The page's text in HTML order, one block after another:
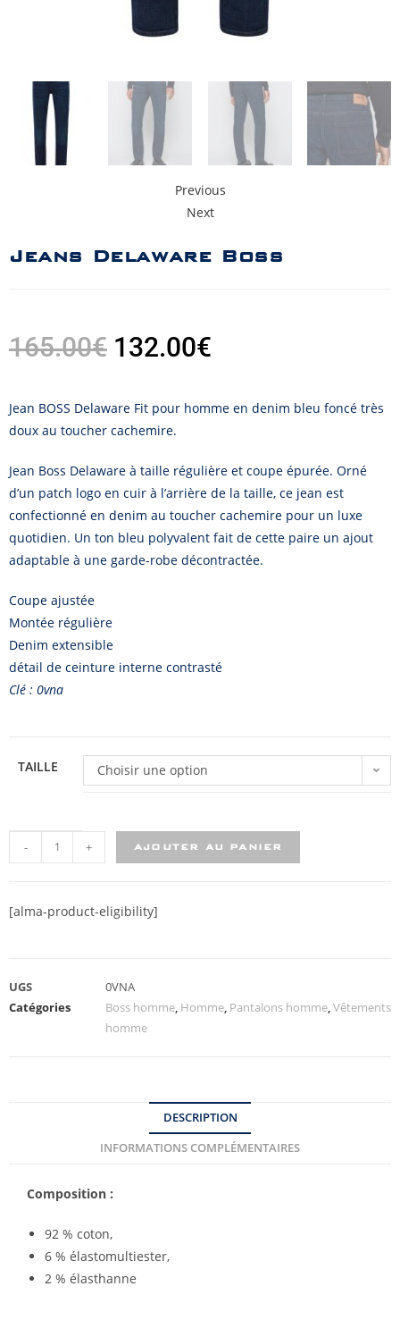
Previous
Next
Jeans Delaware Boss
165.00€ 132.00€
Jean BOSS Delaware Fit pour homme en denim bleu foncé très
doux au toucher cachemire.
Jean Boss Delaware à taille régulière et coupe épurée. Orné
d’un patch logo en cuir à l’arrière de la taille, ce jean est
confectionné en denim au toucher cachemire pour un luxe
quotidien. Un ton bleu polyvalent fait de cette paire un ajout
adaptable à une garde-robe décontractée.
Coupe ajustée
Montée régulière
Denim extensible
détail de ceinture interne contrasté
Clé : 0vna
TAILLE Choisir une option
- + AJOUTER AU PANIER
[alma-product-eligibility]
UGS
0VNA
Catégories
Boss homme, Homme, Pantalons homme,Vêtements
homme
DESCRIPTION
INFORMATIONS COMPLÉMENTAIRES
Composition :
92 % coton,
6 % élastomultiester,
2 % élasthanne